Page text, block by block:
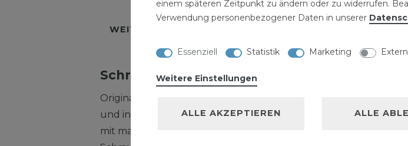
WEITERE DETAILS
Schraubendreher Schlitz 6,5x150
Original DEMA Schraubendreher Schlitz 6,5x150.Praktisch
und in einer Top-Qualität!Er ist aus hochwertigem S2-Stahl
mit magnetischer Spitze, wodurch das Eindrehen von
einem späteren Zeitpunkt zu ändern oder zu widerrufen.
Verwendung personenbezogener Daten in unserer
Essenziell Statistik Marketing
Weitere Einstellungen
ALLE AKZEPTIEREN ALLE